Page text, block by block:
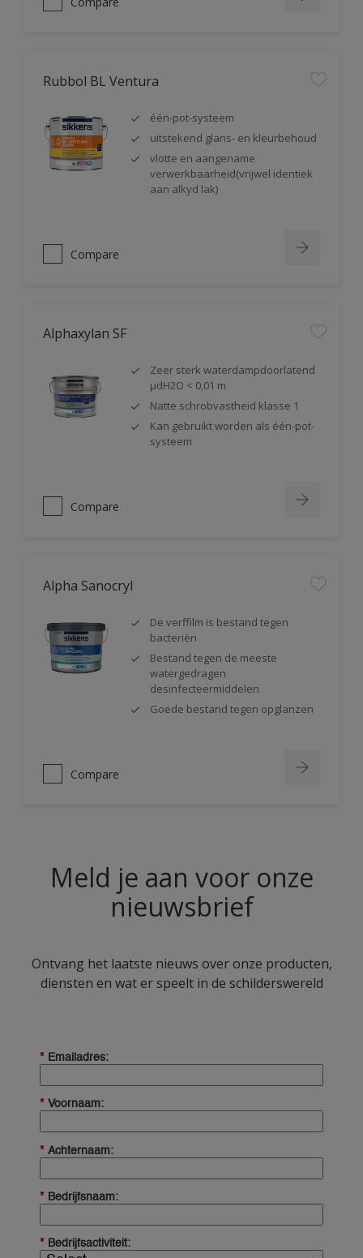
Rubbol BL Ventura
één-pot-systeem
uitstekend glans- en kleurbehoud
vlotte en aangename
verwerkbaarheid(vrijwel identiek
aan alkyd lak)
Compare
Alphaxylan SF
Zeer sterk waterdampdoorlatend
µdH2O < 0,01 m
Natte schrobvastheid klasse 1
Kan gebruikt worden als één-pot-
systeem
Compare
Alpha Sanocryl
De verffilm is bestand tegen
bacteriën
Bestand tegen de meeste
watergedragen
desinfecteermiddelen
Goede bestand tegen opglanzen
Compare
Meld je aan voor onze
nieuwsbrief
Ontvang het laatste nieuws over onze producten,
diensten en wat er speelt in de schilderswereld